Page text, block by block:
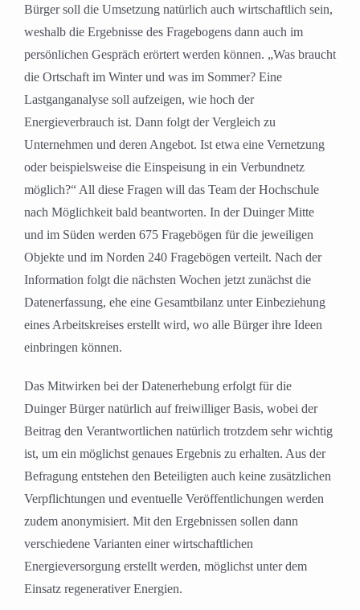
Bürger soll die Umsetzung natürlich auch wirtschaftlich sein,
weshalb die Ergebnisse des Fragebogens dann auch im
persönlichen Gespräch erörtert werden können. „Was braucht
die Ortschaft im Winter und was im Sommer? Eine
Lastganganalyse soll aufzeigen, wie hoch der
Energieverbrauch ist. Dann folgt der Vergleich zu
Unternehmen und deren Angebot. Ist etwa eine Vernetzung
oder beispielsweise die Einspeisung in ein Verbundnetz
möglich?“ All diese Fragen will das Team der Hochschule
nach Möglichkeit bald beantworten. In der Duinger Mitte
und im Süden werden 675 Fragebögen für die jeweiligen
Objekte und im Norden 240 Fragebögen verteilt. Nach der
Information folgt die nächsten Wochen jetzt zunächst die
Datenerfassung, ehe eine Gesamtbilanz unter Einbeziehung
eines Arbeitskreises erstellt wird, wo alle Bürger ihre Ideen
einbringen können.
Das Mitwirken bei der Datenerhebung erfolgt für die
Duinger Bürger natürlich auf freiwilliger Basis, wobei der
Beitrag den Verantwortlichen natürlich trotzdem sehr wichtig
ist, um ein möglichst genaues Ergebnis zu erhalten. Aus der
Befragung entstehen den Beteiligten auch keine zusätzlichen
Verpflichtungen und eventuelle Veröffentlichungen werden
zudem anonymisiert. Mit den Ergebnissen sollen dann
verschiedene Varianten einer wirtschaftlichen
Energieversorgung erstellt werden, möglichst unter dem
Einsatz regenerativer Energien.